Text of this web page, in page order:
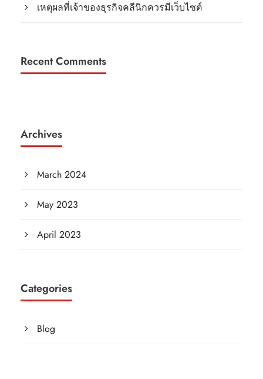
เหตุผลที่เจ้าของธุรกิจคลีนิกควรมีเว็บไซต์
Recent Comments
Archives
March 2024
May 2023
April 2023
Categories
Blog